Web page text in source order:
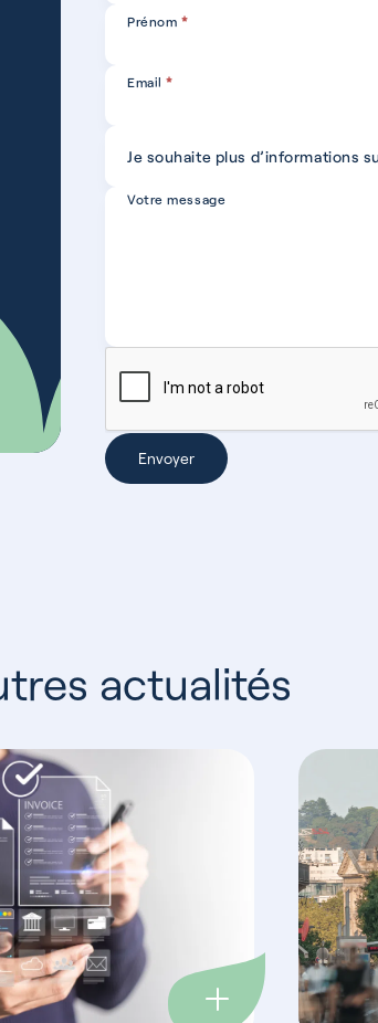
Prénom *
Email*
Sujet*
Je souhaite plus d’informations
Votre message
Envoyer
actualités